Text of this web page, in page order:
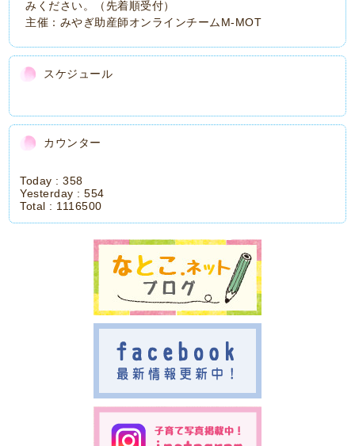
みください。（先着順受付）
主催：みやぎ助産師オンラインチームM-MOT
スケジュール
カウンター
Today :358
Yesterday :554
Total : 1116500